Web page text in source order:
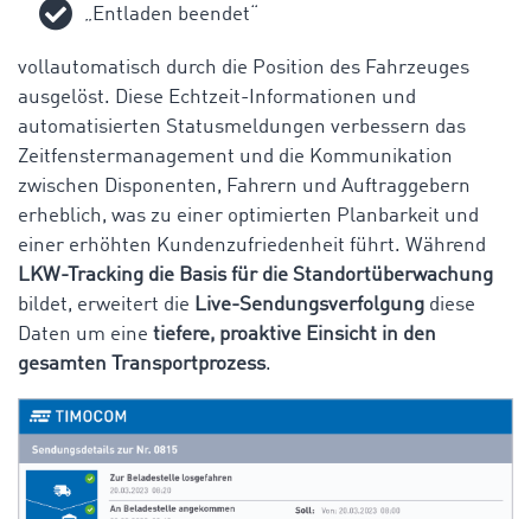
„Entladen beendet“
vollautomatisch durch die Position des Fahrzeuges
ausgelöst. Diese Echtzeit-Informationen und
automatisierten Statusmeldungen verbessern das
Zeitfenstermanagement und die Kommunikation
zwischen Disponenten, Fahrern und Auftraggebern
erheblich, was zu einer optimierten Planbarkeit und
einer erhöhten Kundenzufriedenheit führt. Während
LKW-Tracking die Basis für die Standortüberwachung
bildet, erweitert die Live-Sendungsverfolgung diese
Daten um eine tiefere, proaktive Einsicht in den
gesamten Transportprozess.